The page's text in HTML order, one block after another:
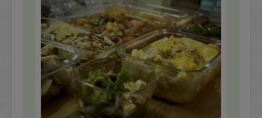
限られた時間の中で、手際よく多くのお料理を仕上げて
くださり、キッチンも使う前より綺麗に片付けられてい
て感動しました。どのお料理も健康的で優しい味付けな
のでありがたいのと、多忙な時期にこそ用意いただいて
いることで
心のゆとりが全く違います。
終始、誠実で温かいお人柄が伝わる素晴らしい方でし
た。このたびは本当にありがとうございました。
今後ともどうぞよろしくお願いいたします。